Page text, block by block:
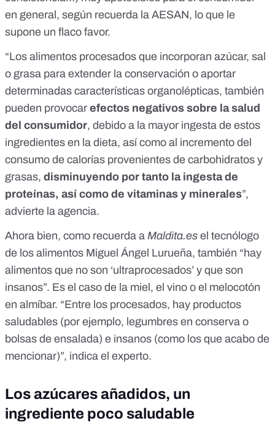
en general, según recuerda la AESAN, lo que le
supone un flaco favor.
“Los alimentos procesados que incorporan azúcar, sal
o grasa para extender la conservación o aportar
determinadas características organolépticas, también
pueden provocar efectos negativos sobre la salud
del consumidor, debido a la mayor ingesta de estos
ingredientes en la dieta, así como al incremento del
consumo de calorías provenientes de carbohidratos y
grasas, disminuyendo por tanto la ingesta de
proteínas, así como de vitaminas y minerales”,
advierte la agencia.
Ahora bien, como recuerda a Maldita.es el tecnólogo
de los alimentos Miguel Ángel Lurueña, también “hay
alimentos que no son ‘ultraprocesados’ y que son
insanos”. Es el caso de la miel, el vino o el melocotón
en almíbar. “Entre los procesados, hay productos
saludables (por ejemplo, legumbres en conserva o
bolsas de ensalada) e insanos (como los que acabo de
mencionar)”, indica el experto.
Los azúcares añadidos, un
ingrediente poco saludable